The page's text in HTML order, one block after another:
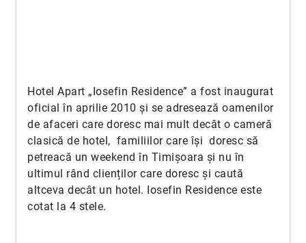
Hotel Apart „Iosefin Residence” a fost inaugurat
oficial în aprilie 2010 și se adresează oamenilor
de afaceri care doresc mai mult decât o cameră
clasică de hotel, familiilor care își doresc să
petreacă un weekend în Timișoara și nu în
ultimul rând clienților care doresc și caută
altceva decât un hotel. Iosefin Residence este
cotat la 4 stele.